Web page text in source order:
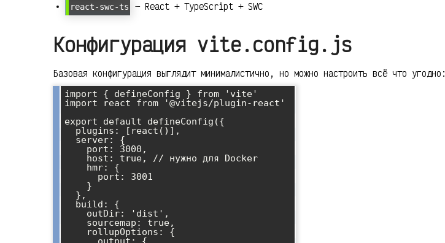
react-swc-ts — React + TypeScript + SWC
Конфигурация vite.config.js
Базовая конфигурация выглядит минималистично, но можно настроить всё что угодно:
import { defineConfig } from 'vite'
import react from '@vitejs/plugin-react'
export default defineConfig({